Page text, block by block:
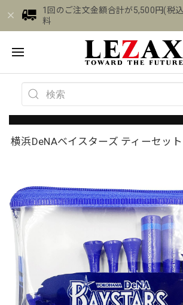
1回のご注文金額合計が5,500円(税
料
横浜DeNAベイスターズ ティーセッ